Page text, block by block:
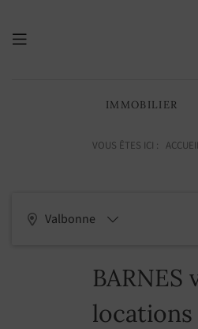
IMMOBILIER
VOUS ÊTES ICI :
Valbonne
locations